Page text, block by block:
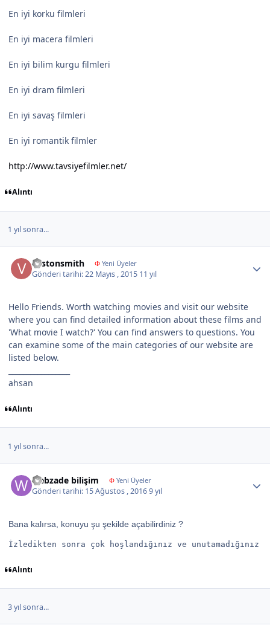
En iyi korku filmleri
En iyi macera filmleri
En iyi bilim kurgu filmleri
En iyi dram filmleri
En iyi savaş filmleri
En iyi romantik filmler
http://www.tavsiyefilmler.net/
Alıntı
1 yıl sonra...
vastonsmith ΦYeni Üyeler
Gönderi tarihi:22 Mayıs , 2015 11 yıl
Hello Friends. Worth watching movies and visit our website
where you can find detailed information about these films and
'What movie I watch?' You can find answers to questions. You
can examine some of the main categories of our website are
listed below.
ahsan
Alıntı
1 yıl sonra...
webzade bilişim ΦYeni Üyeler
Gönderi tarihi: 15 Ağustos , 20169 yıl
Bana kalırsa, konuyu şu şekilde açabilirdiniz ?
Alıntı
3 yıl sonra...